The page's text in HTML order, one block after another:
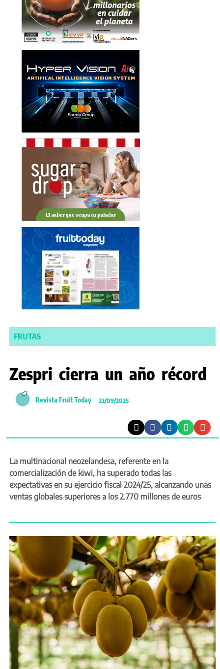
FRUTAS
Zespri cierra un año récord
Revista Fruit Today 22/09/2025
La multinacional neozelandesa, referente en la
comercialización de kiwi, ha superado todas las
expectativas en su ejercicio fiscal 2024/25, alcanzando unas
ventas globales superiores a los 2.770 millones de euros